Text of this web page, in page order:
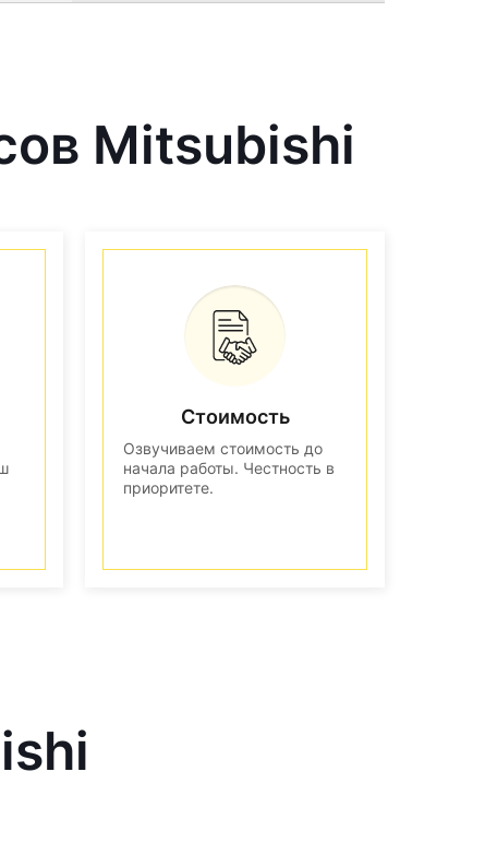
Mitsubishi
Стоимость
Озвучиваем стоимость до
начала работы. Честность в
приоритете.